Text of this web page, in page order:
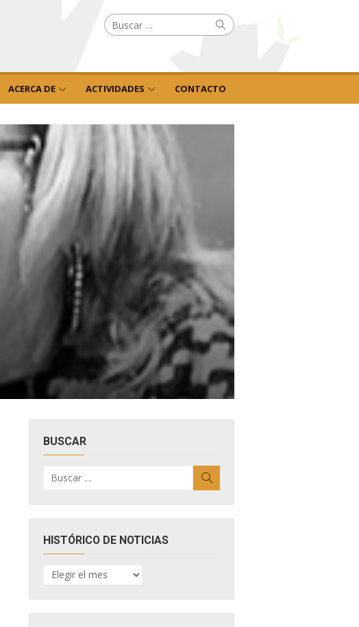
Buscar
por: Buscar
ACERCA DE ACTIVIDADES CONTACTO
BUSCAR
por:
HISTÓRICO DE NOTICIAS
HISTÓRICO
DE